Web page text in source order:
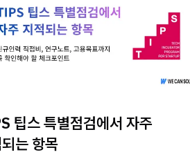
팁스 특별점검에서 자주
는 항목